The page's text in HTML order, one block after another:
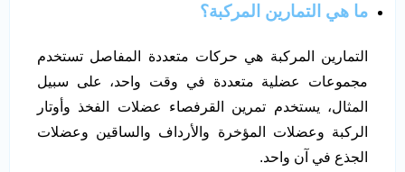
ما هي التمارين المركبة؟
التمارين المركبة هي حركات متعددة المفاصل تستخدم
مجموعات عضلية متعددة في وقت واحد، على سبيل
المثال، يستخدم تمرين القرفصاء عضلات الفخذ وأوتار
الركبة وعضلات المؤخرة والأرداف والساقين وعضلات
الجذع في آن واحد.